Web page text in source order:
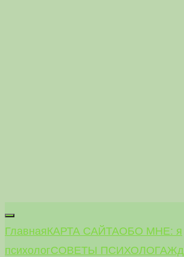
ГлавнаяКАРТА САЙТАОБО МНЕ: я
психологСОВЕТЫ ПСИХОЛОГА